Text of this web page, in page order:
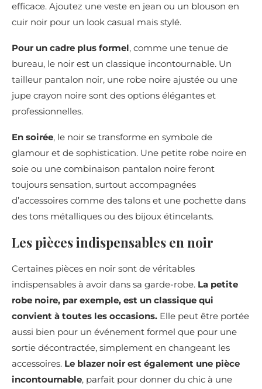
efficace. Ajoutez une veste en jean ou un blouson en
cuir noir pour un look casual mais stylé.
Pour un cadre plus formel, comme une tenue de
bureau, le noir est un classique incontournable. Un
tailleur pantalon noir, une robe noire ajustée ou une
jupe crayon noire sont des options élégantes et
professionnelles.
En soirée, le noir se transforme en symbole de
glamour et de sophistication. Une petite robe noire en
soie ou une combinaison pantalon noire feront
toujours sensation, surtout accompagnées
d’accessoires comme des talons et une pochette dans
des tons métalliques ou des bijoux étincelants.
Les pièces indispensables en noir
Certaines pièces en noir sont de véritables
indispensables à avoir dans sa garde-robe. La petite
robe noire, par exemple, est un classique qui
convient à toutes les occasions. Elle peut être portée
aussi bien pour un événement formel que pour une
sortie décontractée, simplement en changeant les
accessoires. Le blazer noir est également une pièce
incontournable, parfait pour donner du chic à une